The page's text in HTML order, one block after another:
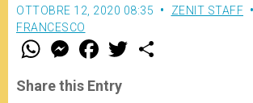
OTTOBRE 12, 2020 08:35 ZENIT STAFF
FRANCESCO
W
t
s
M
e
s
e
F
a
e
b
w
Share this Entry